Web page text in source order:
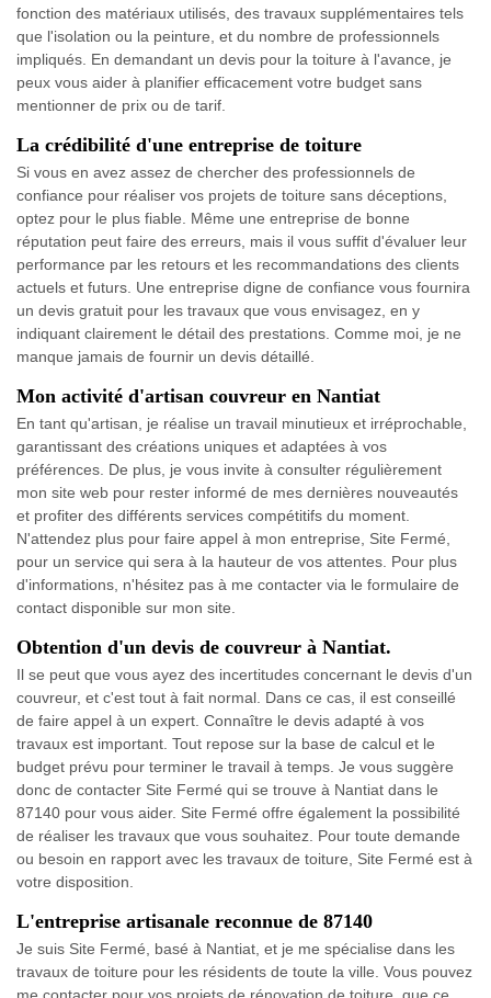
fonction des matériaux utilisés, des travaux supplémentaires tels
que l'isolation ou la peinture, et du nombre de professionnels
impliqués. En demandant un devis pour la toiture à l'avance, je
peux vous aider à planifier efficacement votre budget sans
mentionner de prix ou de tarif.
La crédibilité d'une entreprise de toiture
Si vous en avez assez de chercher des professionnels de
confiance pour réaliser vos projets de toiture sans déceptions,
optez pour le plus fiable. Même une entreprise de bonne
réputation peut faire des erreurs, mais il vous suffit d'évaluer leur
performance par les retours et les recommandations des clients
actuels et futurs. Une entreprise digne de confiance vous fournira
un devis gratuit pour les travaux que vous envisagez, en y
indiquant clairement le détail des prestations. Comme moi, je ne
manque jamais de fournir un devis détaillé.
Mon activité d'artisan couvreur en Nantiat
En tant qu'artisan, je réalise un travail minutieux et irréprochable,
garantissant des créations uniques et adaptées à vos
préférences. De plus, je vous invite à consulter régulièrement
mon site web pour rester informé de mes dernières nouveautés
et profiter des différents services compétitifs du moment.
N'attendez plus pour faire appel à mon entreprise, Site Fermé,
pour un service qui sera à la hauteur de vos attentes. Pour plus
d'informations, n'hésitez pas à me contacter via le formulaire de
contact disponible sur mon site.
Obtention d'un devis de couvreur à Nantiat.
Il se peut que vous ayez des incertitudes concernant le devis d'un
couvreur, et c'est tout à fait normal. Dans ce cas, il est conseillé
de faire appel à un expert. Connaître le devis adapté à vos
travaux est important. Tout repose sur la base de calcul et le
budget prévu pour terminer le travail à temps. Je vous suggère
donc de contacter Site Fermé qui se trouve à Nantiat dans le
87140 pour vous aider. Site Fermé offre également la possibilité
de réaliser les travaux que vous souhaitez. Pour toute demande
ou besoin en rapport avec les travaux de toiture, Site Fermé est à
votre disposition.
L'entreprise artisanale reconnue de 87140
Je suis Site Fermé, basé à Nantiat, et je me spécialise dans les
travaux de toiture pour les résidents de toute la ville. Vous pouvez